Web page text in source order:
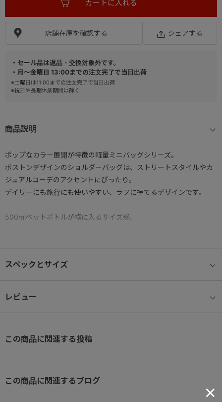
・セール品は返品・交換対象外です。
・月～金曜日 13:00までの注文完了で当日出荷
※土曜日は11:00までの注文完了で当日出荷
※祝日や長期休業期間は除く
商品説明
ポップなカラー展開が特徴の軽量ミニバッグシリーズ。
ボストンデザインのショルダーバッグは、ストリートスタイルやカ
ジュアルコーデのアクセントにぴったり。
デイリーにも旅行にも使いやすい、ラフに持てるデザインです。
500mlペットボトルが横に入るサイズ感。
長さ調節が可能なショルダーベルト。
スペックとサイズ
レビュー
店舗在庫を確認する シェアする
この商品に関連する投稿
この商品に関連するブログ